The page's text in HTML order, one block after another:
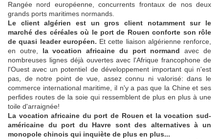
Rangée nord européenne, concurrents frontaux de nos deux
grands ports maritimes normands.
Le client algérien est un gros client notamment sur le
marché des céréales où le port de Rouen conforte son rôle
de quasi leader européen. Et cette liaison algérienne renforce,
en outre, la vocation africaine du port normand avec de
nombreuses lignes déjà ouvertes avec l'Afrique francophone de
l'Ouest avec un potentiel de développement important qui n'est
pas, de notre point de vue, assez connu ni valorisé: dans le
commerce international maritime, il n'y a pas que la Chine et ses
perfides routes de la soie qui ressemblent de plus en plus à une
toile d'arraignée!
La vocation africaine du port de Rouen et la vocation sud-
américaine du port du Havre sont des alternatives à un
monopole chinois qui inquiète de plus en plus...